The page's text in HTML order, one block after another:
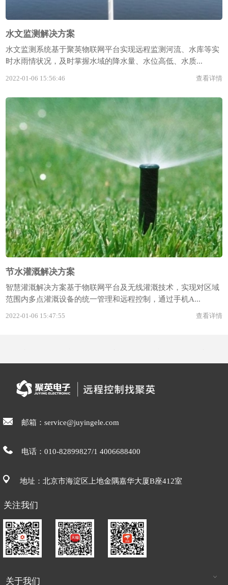
水文监测解决方案
水文监测系统基于聚英物联网平台实现远程监测河流、水库等实
时水雨情状况，及时掌握水域的降水量、水位高低、水质...
2022-01-06 15:56:46 查看详情
节水灌溉解决方案
智慧灌溉解决方案基于物联网平台及无线灌溉技术，实现对区域
范围内多点灌溉设备的统一管理和远程控制，通过手机A...
2022-01-06 15:47:55 查看详情
邮箱：service@juyingele.com
电话：010-82899827/1 4006688400
地址：北京市海淀区上地金隅嘉华大厦B座412室
关注我们
关于我们